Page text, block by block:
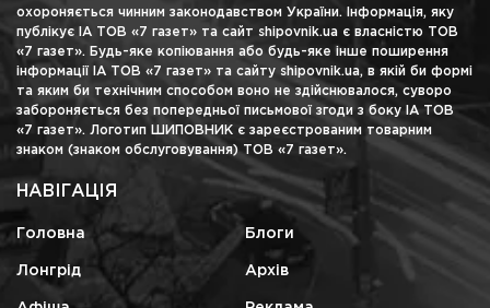
охороняється чинним законодавством України. Інформація, яку
публікує ІА ТОВ «7 газет» та сайт shipovnik.ua є власністю ТОВ
«7 газет». Будь-яке копіювання або будь-яке інше поширення
інформації ІА ТОВ «7 газет» та сайту shipovnik.ua, в якій би формі
та яким би технічним способом воно не здійснювалося, суворо
забороняється без попередньої письмової згоди з боку ІА ТОВ
«7 газет». Логотип ШИПОВНИК є зареєстрованим товарним
знаком (знаком обслуговування) ТОВ «7 газет».
НАВІГАЦІЯ
Головна Блоги
Лонгрід Архів